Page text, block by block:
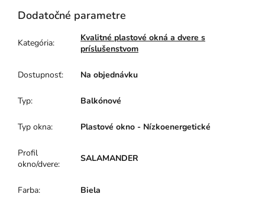
Dodatočné parametre
Kategória:
Kvalitné plastové okná a dvere s
príslušenstvom
Dostupnosť: Na objednávku
Typ: Balkónové
Typ okna: Plastové okno - Nízkoenergetické
Profil
okno/dvere:
SALAMANDER
Farba: Biela